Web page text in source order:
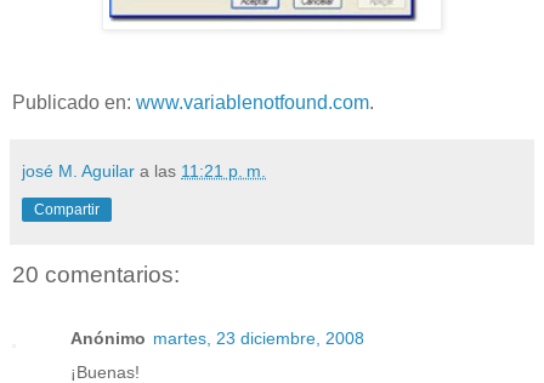
Publicado en: www.variablenotfound.com.
josé M. Aguilar a las 11:21 p. m.
Compartir
20 comentarios:
Anónimo martes, 23 diciembre, 2008
¡Buenas!